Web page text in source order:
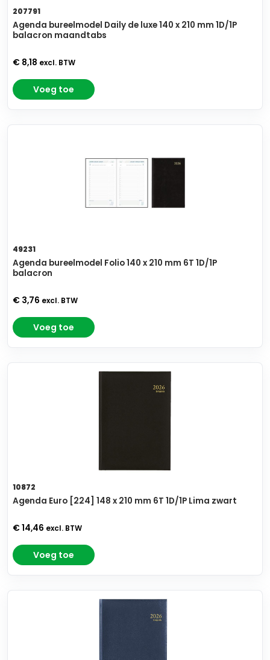
207791
Agenda bureelmodel Daily de luxe 140 x 210 mm 1D/1P
balacron maandtabs
€ 8,18 excl. BTW
Voeg toe
49231
Agenda bureelmodel Folio 140 x 210 mm 6T 1D/1P
balacron
€ 3,76 excl. BTW
Voeg toe
10872
Agenda Euro [224] 148 x 210 mm 6T 1D/1P Lima zwart
€ 14,46 excl. BTW
Voeg toe